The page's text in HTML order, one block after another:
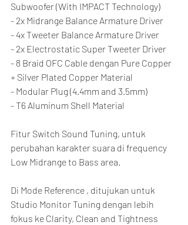
Subwoofer (With IMPACT Technology)
- 2x Midrange Balance Armature Driver
- 4x Tweeter Balance Armature Driver
- 2x Electrostatic Super Tweeter Driver
- 8 Braid OFC Cable dengan Pure Copper
+ Silver Plated Copper Material
- Modular Plug (4.4mm and 3.5mm)
- T6 Aluminum Shell Material
Fitur Switch Sound Tuning, untuk
perubahan karakter suara di frequency
Low Midrange to Bass area.
Di Mode Reference , ditujukan untuk
Studio Monitor Tuning dengan lebih
fokus ke Clarity, Clean and Tightness